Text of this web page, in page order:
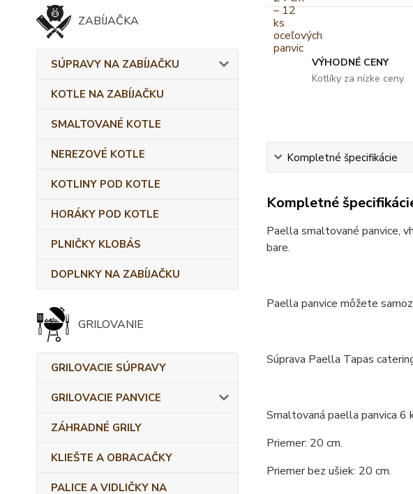
ZABÍJAČKA
SÚPRAVY NA ZABÍJAČKU
KOTLE NA ZABÍJAČKU
SMALTOVANÉ KOTLE
NEREZOVÉ KOTLE
KOTLINY POD KOTLE
HORÁKY POD KOTLE
PLNIČKY KLOBÁS
DOPLNKY NA ZABÍJAČKU
GRILOVANIE
GRILOVACIE SÚPRAVY
GRILOVACIE PANVICE
ZÁHRADNÉ GRILY
KLIEŠTE A OBRACAČKY
PALICE A VIDLIČKY NA
VÝHODNÉ CENY
Kotlíky za nízke ceny
Kompletné špecifikácie
Kompletné
Paella smaltované panvice,
bare.
Paella panvice môžete
Súprava Paella Tapas
Smaltovaná paella panvica 6
Priemer: 20 cm.
Priemer bez ušiek: 20 cm.